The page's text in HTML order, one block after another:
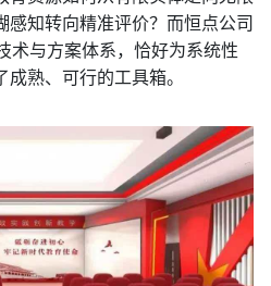
感知转向精准评价？而恒点公司
术与方案体系，恰好为系统性
熟、可行的工具箱。